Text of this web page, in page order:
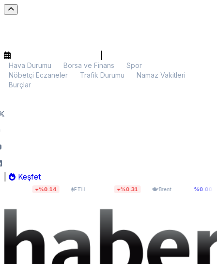
Hava Durumu Borsa ve Finans
Spor
Nöbetçi Eczaneler
Trafik Durumu
Namaz Vakitleri
Burçlar
Keşfet
ETH$1.913,80 Brent$83,55 %0.00 BIST 100